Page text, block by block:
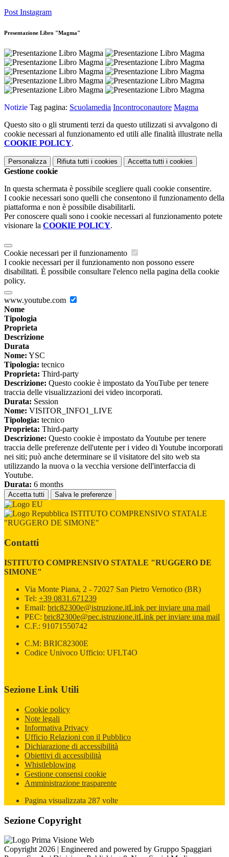
Post Instagram
Presentazione Libro "Magma"
Notizie Tag pagina: Scuolamedia Incontroconautore Magma
Questo sito o gli strumenti terzi da questo utilizzati si avvalgono di
cookie necessari al funzionamento ed utili alle finalità illustrate nella
COOKIE POLICY.
Personalizza Rifiuta tutti i cookies Accetta tutti i cookies
Gestione cookie
In questa schermata è possibile scegliere quali cookie consentire.
I cookie necessari sono quelli che consentono il funzionamento della
piattaforma e non è possibile disabilitarli.
Per conoscere quali sono i cookie necessari al funzionamento potete
visionare la COOKIE POLICY.
Cookie necessari per il funzionamento
I cookie necessari per il funzionamento non possono essere
disabilitati. È possibile consultare l'elenco nella pagina della cookie
policy.
www.youtube.com
Nome
Tipologia
Proprieta
Descrizione
Durata
Nome: YSC
Tipologia: tecnico
Proprieta: Third-party
Descrizione: Questo cookie è impostato da YouTube per tenere
traccia delle visualizzazioni dei video incorporati.
Durata: Session
Nome: VISITOR_INFO1_LIVE
Tipologia: tecnico
Proprieta: Third-party
Descrizione: Questo cookie è impostato da Youtube per tenere
traccia delle preferenze dell'utente per i video di Youtube incorporati
nei siti; può anche determinare se il visitatore del sito web sta
utilizzando la nuova o la vecchia versione dell'interfaccia di
Youtube.
Durata: 6 months
Accetta tutti Salva le preferenze
ISTITUTO COMPRENSIVO STATALE
"RUGGERO DE SIMONE"
Contatti
ISTITUTO COMPRENSIVO STATALE "RUGGERO DE
SIMONE"
Via Monte Piana, 2 - 72027 San Pietro Vernotico (BR)
Tel: +39 0831.671239
Email: bric82300e@istruzione.itLink per inviare una mail
PEC: bric82300e@pec.istruzione.itLink per inviare una mail
C.F.: 91071550742
C.M: BRIC82300E
Codice Univoco Ufficio: UFLT4O
Sezione Link Utili
Cookie policy
Note legali
Informativa Privacy
Ufficio Relazioni con il Pubblico
Dichiarazione di accessibilità
Obiettivi di accessibilità
Whistleblowing
Gestione consensi cookie
Amministrazione trasparente
Pagina visualizzata 287 volte
Sezione Copyright
Copyright 2026 | Engineered and powered by Gruppo Spaggiari